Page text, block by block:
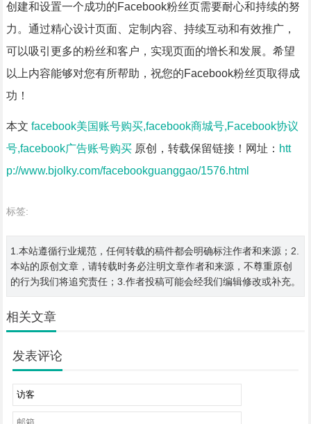
创建和设置一个成功的Facebook粉丝页需要耐心和持续的努
力。通过精心设计页面、定制内容、持续互动和有效推广，
可以吸引更多的粉丝和客户，实现页面的增长和发展。希望
以上内容能够对您有所帮助，祝您的Facebook粉丝页取得成
功！
本文 facebook美国账号购买,facebook商城号,Facebook协议
号,facebook广告账号购买原创，转载保留链接！网址： htt
p://www.bjolky.com/facebookguanggao/1576.html
标签:
1.本站遵循行业规范，任何转载的稿件都会明确标注作者和来源；2.
本站的原创文章，请转载时务必注明文章作者和来源，不尊重原创
的行为我们将追究责任；3.作者投稿可能会经我们编辑修改或补充。
相关文章
发表评论